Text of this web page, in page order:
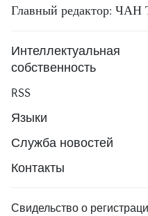
Главный редактор:
Интеллектуальная
собственность
RSS
Языки
Служба новостей
Контакты
Свидельство о